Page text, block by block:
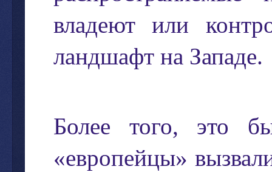
владеют
или
ландшафт на Западе.
Более того, это
«европейцы»